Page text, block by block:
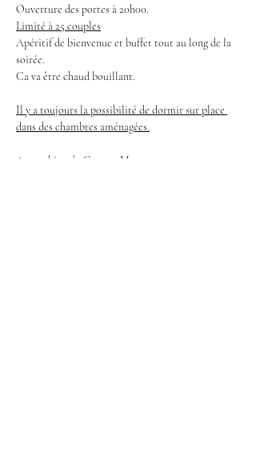
Ouverture des portes à 20h00.
Limité à 25 couples
Apéritif de bienvenue et buffet tout au long de la
soirée.
Ca va être chaud bouillant.
Il y a toujours la possibilité de dormir sur place
dans des chambres aménagées.
A tout bientôt Gene et Marco